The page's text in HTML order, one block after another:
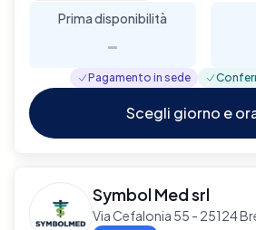
Prima disponibilità
-
Pagamento in sede
Scegli giorno e
Symbol Med srl
Via Cefalonia 55 - 25124